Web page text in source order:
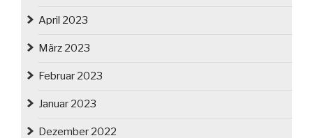
April 2023
März 2023
Februar 2023
Januar 2023
Dezember 2022